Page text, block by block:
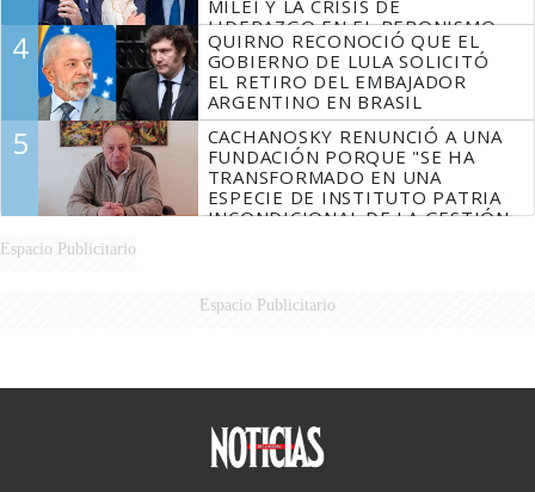
MILEI Y LA CRISIS DE
LIDERAZGO EN EL PERONISMO
4
QUIRNO RECONOCIÓ QUE EL
GOBIERNO DE LULA SOLICITÓ
EL RETIRO DEL EMBAJADOR
ARGENTINO EN BRASIL
5
CACHANOSKY RENUNCIÓ A UNA
FUNDACIÓN PORQUE "SE HA
TRANSFORMADO EN UNA
ESPECIE DE INSTITUTO PATRIA
INCONDICIONAL DE LA GESTIÓN
Espacio Publicitario
Espacio Publicitario